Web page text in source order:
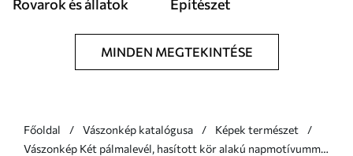
Rovarok és állatok Építészet
MINDEN MEGTEKINTÉSE
Főoldal Vászonkép katalógusa
Képek természet
Vászonkép Két pálmalevél, hasított kör alakú napmotívummal